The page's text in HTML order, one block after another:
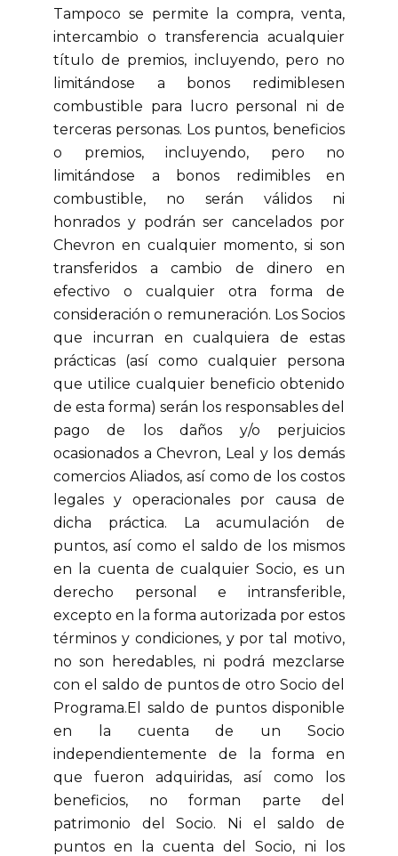
Tampoco se permite la compra, venta,
intercambio o transferencia acualquier
título de premios, incluyendo, pero no
limitándose a bonos redimiblesen
combustible para lucro personal ni de
terceras personas. Los puntos, beneficios
o premios, incluyendo, pero no
limitándose a bonos redimibles en
combustible, no serán válidos ni
honrados y podrán ser cancelados por
Chevron en cualquier momento, si son
transferidos a cambio de dinero en
efectivo o cualquier otra forma de
consideración o remuneración. Los Socios
que incurran en cualquiera de estas
prácticas (así como cualquier persona
que utilice cualquier beneficio obtenido
de esta forma) serán los responsables del
pago de los daños y/o perjuicios
ocasionados a Chevron, Leal y los demás
comercios Aliados, así como de los costos
legales y operacionales por causa de
dicha práctica. La acumulación de
puntos, así como el saldo de los mismos
en la cuenta de cualquier Socio, es un
derecho personal e intransferible,
excepto en la forma autorizada por estos
términos y condiciones, y por tal motivo,
no son heredables, ni podrá mezclarse
con el saldo de puntos de otro Socio del
Programa.El saldo de puntos disponible
en la cuenta de un Socio
independientemente de la forma en
que fueron adquiridas, así como los
beneficios, no forman parte del
patrimonio del Socio. Ni el saldo de
puntos en la cuenta del Socio, ni los